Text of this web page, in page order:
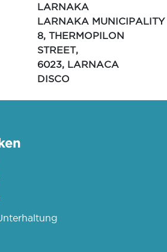
LARNAKA
LARNAKA MUNICIPALITY
8, THERMOPILON
STREET,
6023, LARNACA
DISCO